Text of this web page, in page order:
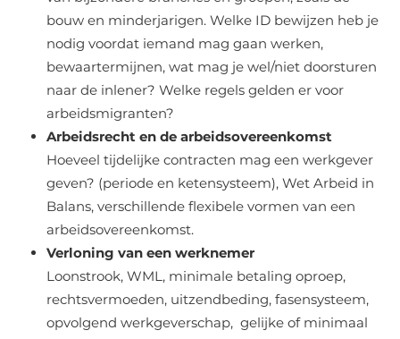
bouw en minderjarigen. Welke ID bewijzen heb je
nodig voordat iemand mag gaan werken,
bewaartermijnen, wat mag je wel/niet doorsturen
naar de inlener? Welke regels gelden er voor
arbeidsmigranten?
Arbeidsrecht en de arbeidsovereenkomst
Hoeveel tijdelijke contracten mag een werkgever
geven? (periode en ketensysteem), Wet Arbeid in
Balans, verschillende flexibele vormen van een
arbeidsovereenkomst.
Verloning van een werknemer
Loonstrook, WML, minimale betaling oproep,
rechtsvermoeden, uitzendbeding, fasensysteem,
opvolgend werkgeverschap, gelijke of minimaal